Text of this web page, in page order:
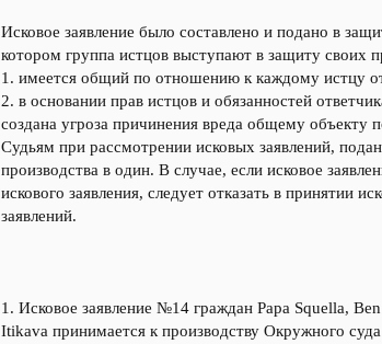
Исковое заявление было составлено и подано в
котором группа истцов выступают в защиту своих
1. имеется общий по отношению к каждому истцу
2. в основании прав истцов и обязанностей
создана угроза причинения вреда общему объекту
Судьям при рассмотрении исковых заявлений,
производства в один. В случае, если исковое
искового заявления, следует отказать в принятии
заявлений.
1. Исковое заявление №14 граждан Papa Squella,
Itikava принимается к производству Окружного